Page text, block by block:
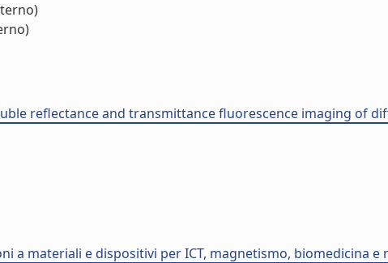
reflectance and transmittance fluorescence imaging of
a materiali e dispositivi per ICT, magnetismo, biomedicina e